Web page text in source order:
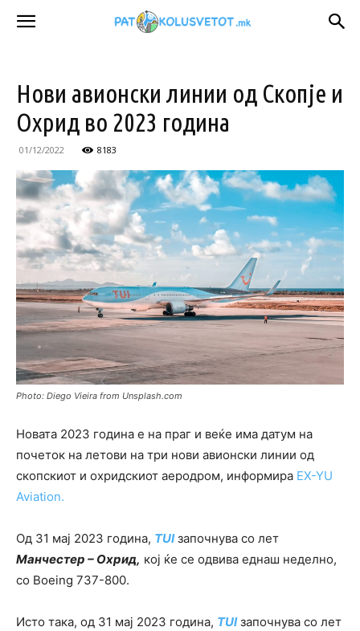
Нови авионски линии од Скопје и
Охрид во 2023 година
01/12/2022 8183
Photo: Diego Vieira from Unsplash.com
Новата 2023 година е на праг и веќе има датум на
почеток на летови на три нови авионски линии од
скопскиот и охридскиот аеродром, информира EX-YU
Aviation.
Од 31 мај 2023 година, TUIзапочнува со лет
Манчестер – Охрид, кој ќе се одвива еднаш неделно,
со Boeing 737-800.
Исто така, од 31 мај 2023 година, TUIзапочнува со лет